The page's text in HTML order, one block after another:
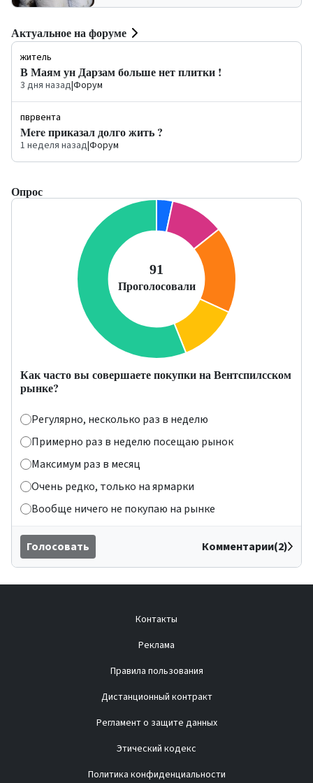
Актуальное на форуме
житель
В Маям ун Дарзам больше нет плитки !
3 дня назад|Форум
пврвента
Mere приказал долго жить ?
1 неделя назад|Форум
Опрос
Как часто вы совершаете покупки на Вентспилсском
рынке?
Регулярно, несколько раз в неделю
Примерно раз в неделю посещаю рынок
Максимум раз в месяц
Очень редко, только на ярмарки
Вообще ничего не покупаю на рынке
Голосовать Комментарии(2)
Контакты
Реклама
Правила пользования
Дистанционный контракт
Регламент о защите данных
Этический кодекс
Политика конфиденциальности